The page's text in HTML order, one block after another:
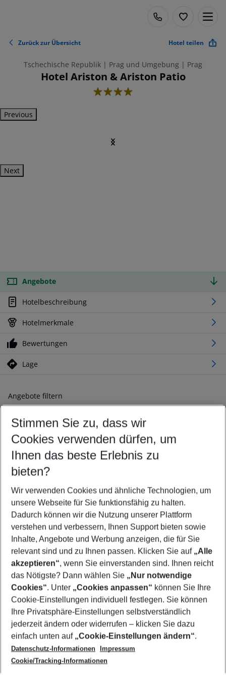
Zurück zur Übersicht Hotel teilen
Tschechische Republik | Prag und Umgebung | Prag
Hotel Ariston & Ariston Patio
4
Previous
Next
Angebote
Hotelbeschreibung
Hotelmerkmale
Bewertungen
Lage
Angebote filtern
Ändern Sie Ihre Kriterien nach Ihren Wünschen
Abflughafen wählen
Beliebiger Abflughafen
Reisezeitraum wählen
08.08.26– 06.08.27 5-8 Nächte
2 Erwachsene Keine Kinder
Mehr Filter anzeigen
Footer
Footer navigation
Über uns
AGB
Cookie-Einstellungen ändern
Cookie-Richtlinie
Datenschutz
Service & Hilfe
Barrierefreies Reisen
Check-in
Folgen Sie uns
Stimmen Sie zu, dass wir
Cookies verwenden dürfen, um
Ihnen das beste Erlebnis zu
bieten?
Wir verwenden Cookies und ähnliche Technologien, um
unsere Webseite für Sie funktionsfähig zu halten.
Dadurch können wir die Nutzung unserer Plattform
verstehen und verbessern, Ihnen Support bieten sowie
Inhalte, Angebote und Werbung anzeigen, die für Sie
relevant sind und zu Ihnen passen. Klicken Sie auf „Alle
akzeptieren“, wenn Sie einverstanden sind. Ihnen reicht
das Nötigste? Dann wählen Sie „Nur notwendige
Cookies“. Unter „Cookies anpassen“ können Sie Ihre
Cookie-Einstellungen individuell festlegen. Sie können
Ihre Privatsphäre-Einstellungen selbstverständlich
jederzeit ändern oder widerrufen – klicken Sie dazu
einfach unten auf „Cookie-Einstellungen ändern“.
Datenschutz-Informationen
Impressum
Cookie/Tracking-Informationen